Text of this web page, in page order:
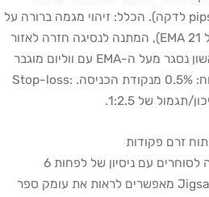
USD/ILS (תנודתיות של 0.8 pips לדקה). הכלל: זיהוי מגמה ברורה על
צ'ארט של 5 דקות (EMA 9 מעל EMA 21), המתנה לנסיגה חזרה לאזור
EMA 9, כניסה כאשר הנר הראשון נסגר מעל ה-EMA עם ווליום מוגבר
לפחות 20% מהממוצע. יעד רווח: 0.5% מנקודת הכניסה. Stop-loss:
שיטה מתקדמת יותר שמתאימה לסוחרים עם ניסיון של לפחות 6
חודשים. כלים כמו Jigsaw Trading מאפשרים לראות את עומק ספר